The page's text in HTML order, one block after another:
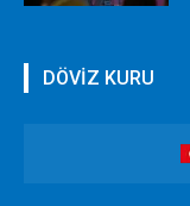
DÖVİZ KURU